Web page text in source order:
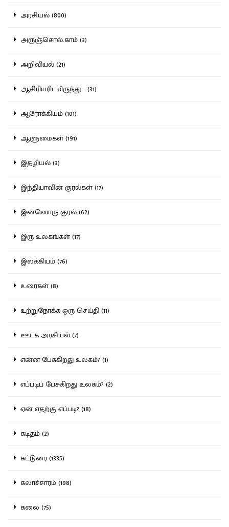
அரசியல் (800)
அருஞ்சொல்.காம் (3)
அறிவியல் (21)
ஆசிரியரிடமிருந்து... (31)
ஆரோக்கியம் (101)
ஆளுமைகள் (191)
இதழியல் (3)
இந்தியாவின் குரல்கள் (17)
இன்னொரு குரல் (62)
இரு உலகங்கள் (17)
இலக்கியம் (76)
உரைகள் (8)
உற்றுநோக்க ஒரு செய்தி (11)
ஊடக அரசியல் (7)
என்ன பேசுகிறது உலகம்? (1)
எப்படிப் பேசுகிறது உலகம்? (2)
ஏன் எதற்கு எப்படி? (18)
கடிதம் (2)
கட்டுரை (1335)
கலாச்சாரம் (198)
கலை (75)